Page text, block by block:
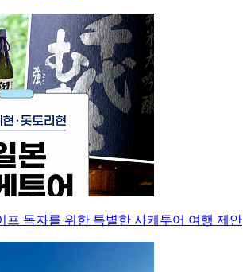
프 독자를 위한 특별한 사케투어 여행 제안